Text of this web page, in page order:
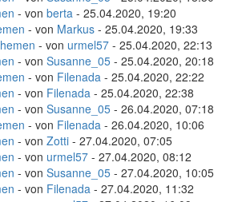
- von berta - 25.04.2020, 19:20
- von Markus - 25.04.2020, 19:33
- von urmel57 - 25.04.2020, 22:13
- von Susanne_05 - 25.04.2020, 20:18
- von Filenada - 25.04.2020, 22:22
- von Filenada - 25.04.2020, 22:38
- von Susanne_05 - 26.04.2020, 07:18
- von Filenada - 26.04.2020, 10:06
- von Zotti - 27.04.2020, 07:05
- von urmel57 - 27.04.2020, 08:12
- von Susanne_05 - 27.04.2020, 10:05
- von Filenada - 27.04.2020, 11:32